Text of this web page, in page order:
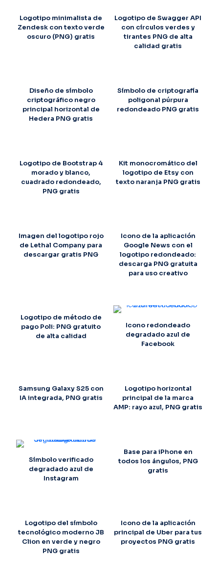
Logotipo minimalista de
Zendesk con texto verde
oscuro (PNG) gratis
Logotipo de Swagger API
con círculos verdes y
tirantes PNG de alta
calidad gratis
Diseño de símbolo
criptográfico negro
principal horizontal de
Hedera PNG gratis
Símbolo de criptografía
poligonal púrpura
redondeado PNG gratis
Logotipo de Bootstrap 4
morado y blanco,
cuadrado redondeado,
PNG gratis
Kit monocromático del
logotipo de Etsy con
texto naranja PNG gratis
Imagen del logotipo rojo
de Lethal Company para
descargar gratis PNG
Icono de la aplicación
Google News con el
logotipo redondeado:
descarga PNG gratuita
para uso creativo
Logotipo de método de
pago Poli: PNG gratuito
de alta calidad
Icono redondeado
degradado azul de
Facebook
Samsung Galaxy S25 con
IA integrada, PNG gratis
Logotipo horizontal
principal de la marca
AMP: rayo azul, PNG gratis
Símbolo verificado
degradado azul de
Instagram
Base para iPhone en
todos los ángulos, PNG
gratis
Logotipo del símbolo
tecnológico moderno JB
Clion en verde y negro
PNG gratis
Icono de la aplicación
principal de Uber para tus
proyectos PNG gratis